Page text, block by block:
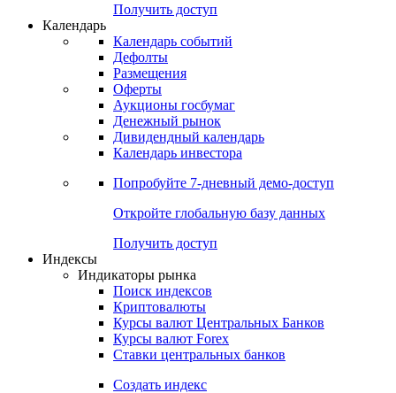
Получить доступ
Календарь
Календарь событий
Дефолты
Размещения
Оферты
Аукционы госбумаг
Денежный рынок
Дивидендный календарь
Календарь инвестора
Попробуйте 7-дневный демо-доступ
Откройте глобальную базу данных
Получить доступ
Индексы
Индикаторы рынка
Поиск индексов
Криптовалюты
Курсы валют Центральных Банков
Курсы валют Forex
Ставки центральных банков
Создать индекс